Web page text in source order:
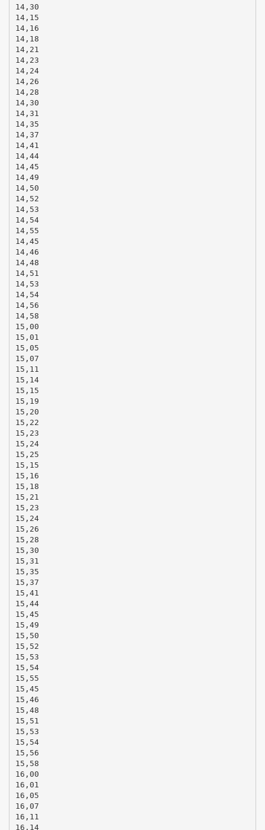
14,30
14,15
14,16
14,18
14,21
14,23
14,24
14,26
14,28
14,30
14,31
14,35
14,37
14,41
14,44
14,45
14,49
14,50
14,52
14,53
14,54
14,55
14,45
14,46
14,48
14,51
14,53
14,54
14,56
14,58
15,00
15,01
15,05
15,07
15,11
15,14
15,15
15,19
15,20
15,22
15,23
15,24
15,25
15,15
15,16
15,18
15,21
15,23
15,24
15,26
15,28
15,30
15,31
15,35
15,37
15,41
15,44
15,45
15,49
15,50
15,52
15,53
15,54
15,55
15,45
15,46
15,48
15,51
15,53
15,54
15,56
15,58
16,00
16,01
16,05
16,07
16,11
16,14